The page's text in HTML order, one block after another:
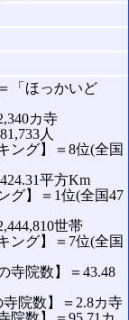
「ほっかいど
カ寺
人
ング】＝8位(全国
平方Km
グ】＝1位(全国47
世帯
ング】＝7位(全国
寺院数】＝43.48
寺院数】＝2.8カ寺